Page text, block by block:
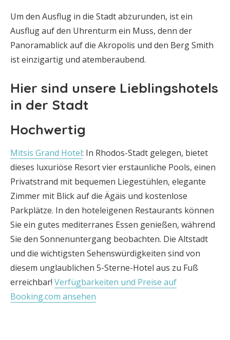
Um den Ausflug in die Stadt abzurunden, ist ein
Ausflug auf den Uhrenturm ein Muss, denn der
Panoramablick auf die Akropolis und den Berg Smith
ist einzigartig und atemberaubend.
Hier sind unsere Lieblingshotels
in der Stadt
Hochwertig
Mitsis Grand Hotel: In Rhodos-Stadt gelegen, bietet
dieses luxuriöse Resort vier erstaunliche Pools, einen
Privatstrand mit bequemen Liegestühlen, elegante
Zimmer mit Blick auf die Ägäis und kostenlose
Parkplätze. In den hoteleigenen Restaurants können
Sie ein gutes mediterranes Essen genießen, während
Sie den Sonnenuntergang beobachten. Die Altstadt
und die wichtigsten Sehenswürdigkeiten sind von
diesem unglaublichen 5-Sterne-Hotel aus zu Fuß
erreichbar! Verfügbarkeiten und Preise auf
Booking.com ansehen